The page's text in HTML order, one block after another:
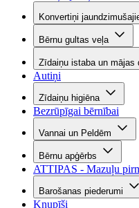
Konvertiņi
Bērnu gultas veļa
Zīdaiņu istaba un mājas
Autiņi
Zīdaiņu higiēna
Bezrūpīgai bērnībai
Vannai un Peldēm
Bērnu apģērbs
ATTIPAS - Mazuļu
Barošanas piederumi
Knupīši